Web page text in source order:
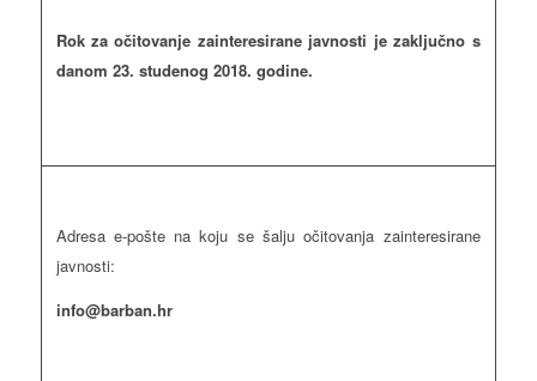
Rok za očitovanje zainteresirane javnosti je zaključno s
danom 23. studenog 2018. godine.
Adresa e-pošte na koju se šalju očitovanja zainteresirane
javnosti:
info@barban.hr